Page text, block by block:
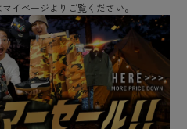
イページよりご覧ください。